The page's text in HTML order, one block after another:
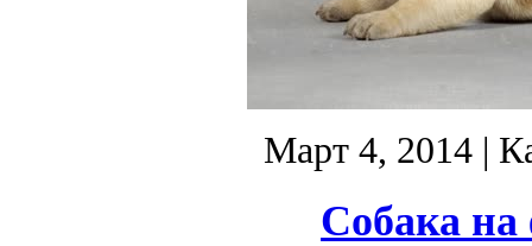
Март 4, 2014|
Собака на